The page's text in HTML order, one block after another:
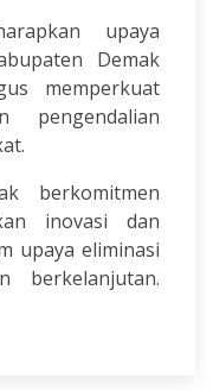
upaya
Demak
memperkuat
pengendalian
berkomitmen
inovasi dan
upaya eliminasi
berkelanjutan.